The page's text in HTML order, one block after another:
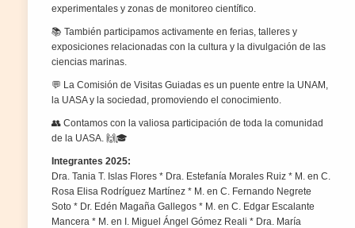
experimentales y zonas de monitoreo científico.
📚 También participamos activamente en ferias, talleres y
exposiciones relacionadas con la cultura y la divulgación de las
ciencias marinas.
💬 La Comisión de Visitas Guiadas es un puente entre la UNAM,
la UASA y la sociedad, promoviendo el conocimiento.
👥 Contamos con la valiosa participación de toda la comunidad
de la UASA. 🙌🎓
Integrantes 2025:
Dra. Tania T. Islas Flores * Dra. Estefanía Morales Ruiz * M. en C.
Rosa Elisa Rodríguez Martínez * M. en C. Fernando Negrete
Soto * Dr. Edén Magaña Gallegos * M. en C. Edgar Escalante
Mancera * M. en I. Miguel Ángel Gómez Reali * Dra. María